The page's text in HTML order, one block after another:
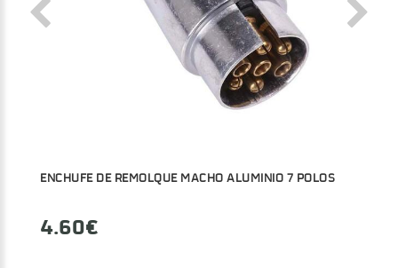
ENCHUFE DE REMOLQUE MACHO ALUMINIO 7 POLOS
4.60€